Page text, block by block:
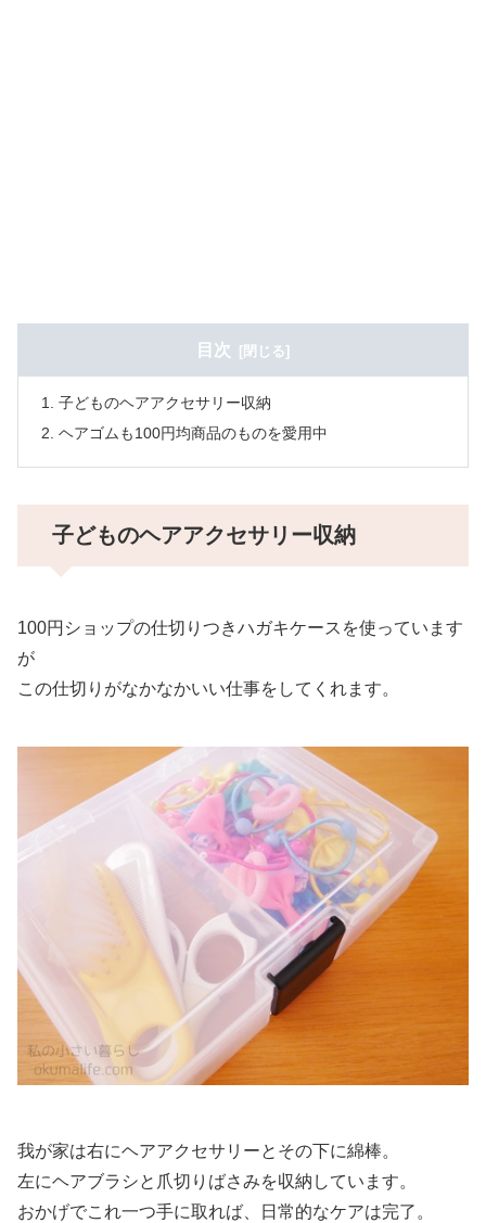
目次
子どものヘアアクセサリー収納
ヘアゴムも100円均商品のものを愛用中
子どものヘアアクセサリー収納
100円ショップの仕切りつきハガキケースを使っています
が
この仕切りがなかなかいい仕事をしてくれます。
我が家は右にヘアアクセサリーとその下に綿棒。
左にヘアブラシと爪切りばさみを収納しています。
おかげでこれ一つ手に取れば、日常的なケアは完了。